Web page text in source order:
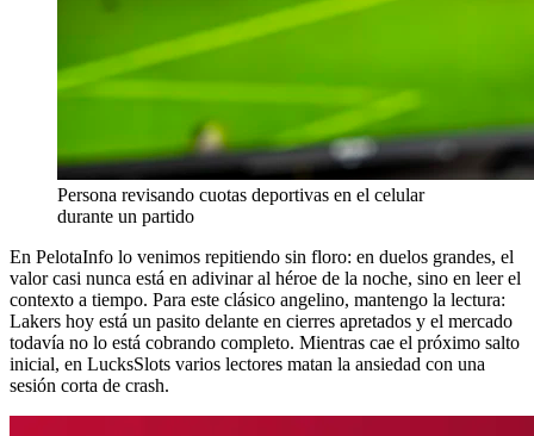
Persona revisando cuotas deportivas en el celular
durante un partido
En PelotaInfo lo venimos repitiendo sin floro: en duelos grandes, el
valor casi nunca está en adivinar al héroe de la noche, sino en leer el
contexto a tiempo. Para este clásico angelino, mantengo la lectura:
Lakers hoy está un pasito delante en cierres apretados y el mercado
todavía no lo está cobrando completo. Mientras cae el próximo salto
inicial, en LucksSlots varios lectores matan la ansiedad con una
sesión corta de crash.